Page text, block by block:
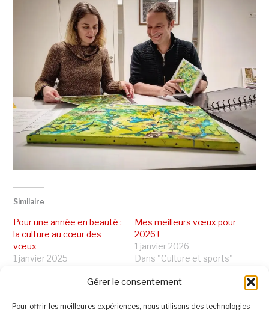
Gérer le consentement
Pour offrir les meilleures expériences, nous utilisons des technologies
Similaire
Pour une année en beauté :
la culture au cœur des
vœux
1 janvier 2025
Mes meilleurs vœux pour
2026 !
1 janvier 2026
Dans "Culture et sports"
bref et en images – Janvier